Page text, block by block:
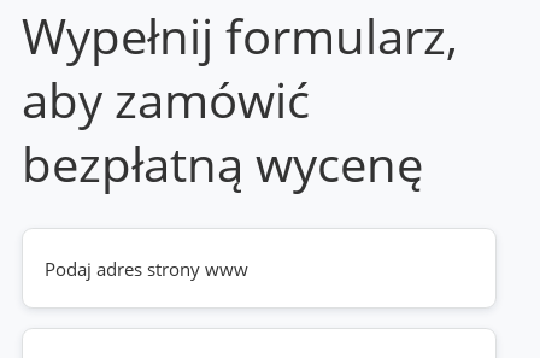
Wypełnij formularz,
aby zamówić
bezpłatną wycenę
Twoja
strona
www
(wymagane)
Telefon